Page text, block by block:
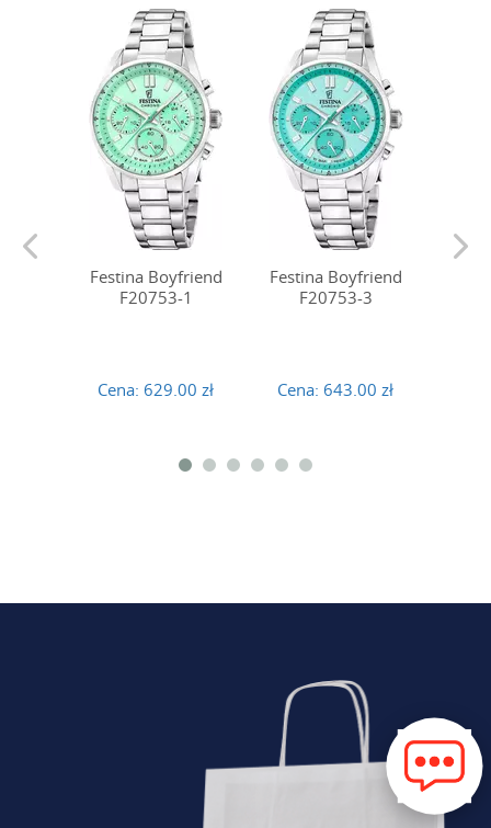
Festina Boyfriend
F20753-1
Cena: 629.00 zł
Festina Boyfriend
F20753-3
Cena: 643.00 zł